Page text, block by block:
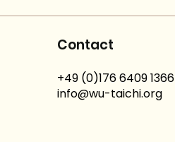
Contact
+49 (0)176 6409 1366
info@wu-taichi.org